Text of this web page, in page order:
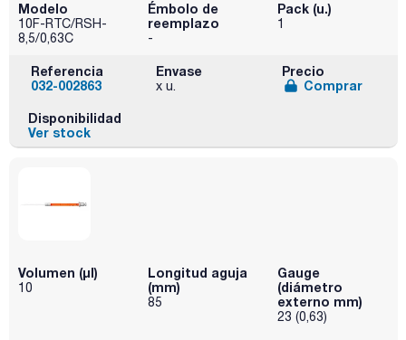
Modelo
10F-RTC/RSH-
8,5/0,63C
Émbolo de
reemplazo
-
Pack (u.)
1
Referencia
032-002863
Envase
x u.
Precio
Comprar
Disponibilidad
Ver stock
Volumen (µl)
10
Longitud aguja
(mm)
85
Gauge
(diámetro
externo mm)
23 (0,63)